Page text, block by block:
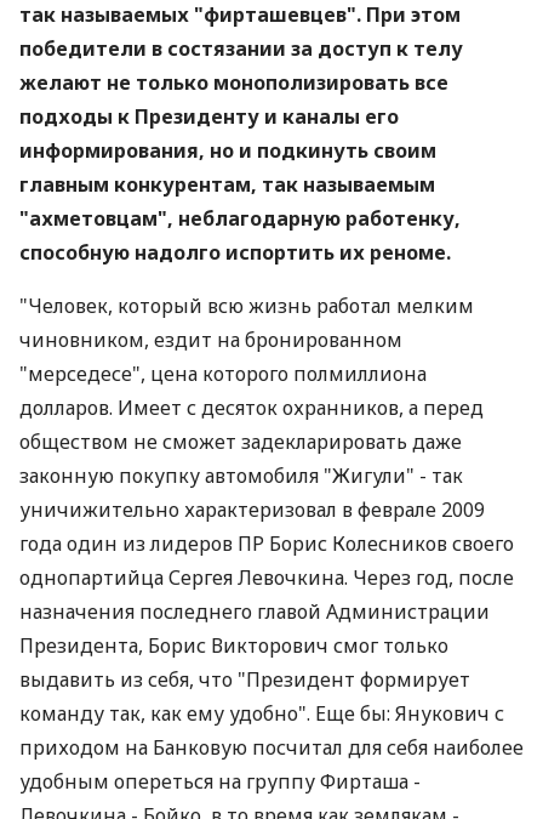
так называемых "фирташевцев". При этом
победители в состязании за доступ к телу
желают не только монополизировать все
подходы к Президенту и каналы его
информирования, но и подкинуть своим
главным конкурентам, так называемым
"ахметовцам", неблагодарную работенку,
способную надолго испортить их реноме.
"Человек, который всю жизнь работал мелким
чиновником, ездит на бронированном
"мерседесе", цена которого полмиллиона
долларов. Имеет с десяток охранников, а перед
обществом не сможет задекларировать даже
законную покупку автомобиля "Жигули" - так
уничижительно характеризовал в феврале 2009
года один из лидеров ПР Борис Колесников своего
однопартийца Сергея Левочкина. Через год, после
назначения последнего главой Администрации
Президента, Борис Викторович смог только
выдавить из себя, что "Президент формирует
команду так, как ему удобно". Еще бы: Янукович с
приходом на Банковую посчитал для себя наиболее
удобным опереться на группу Фирташа -